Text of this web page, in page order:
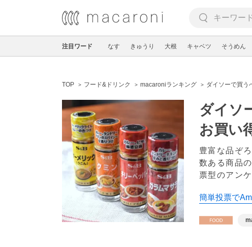
注目ワード なす きゅうり 大根 キャベツ そうめん
TOP フード&ドリンク macaroniランキング ダイソーで買う
ダイソ
お買い
豊富な品ぞ
数ある商品
票型のアン
簡単投票で